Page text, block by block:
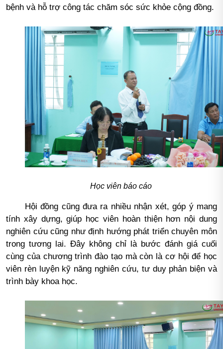
bệnh và hỗ trợ công tác chăm sóc sức khỏe cộng đồng.
Học viên báo cáo
Hội đồng cũng đưa ra nhiều nhận xét, góp ý mang
tính xây dựng, giúp học viên hoàn thiện hơn nội dung
nghiên cứu cũng như định hướng phát triển chuyên môn
trong tương lai. Đây không chỉ là bước đánh giá cuối
cùng của chương trình đào tạo mà còn là cơ hội để học
viên rèn luyện kỹ năng nghiên cứu, tư duy phản biện và
trình bày khoa học.